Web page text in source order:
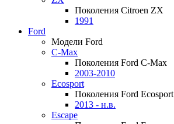
Поколения Citroen ZX
1991
Ford
Модели Ford
C-Max
Поколения Ford C-Max
2003-2010
Ecosport
Поколения Ford Ecosport
2013 - н.в.
Escape